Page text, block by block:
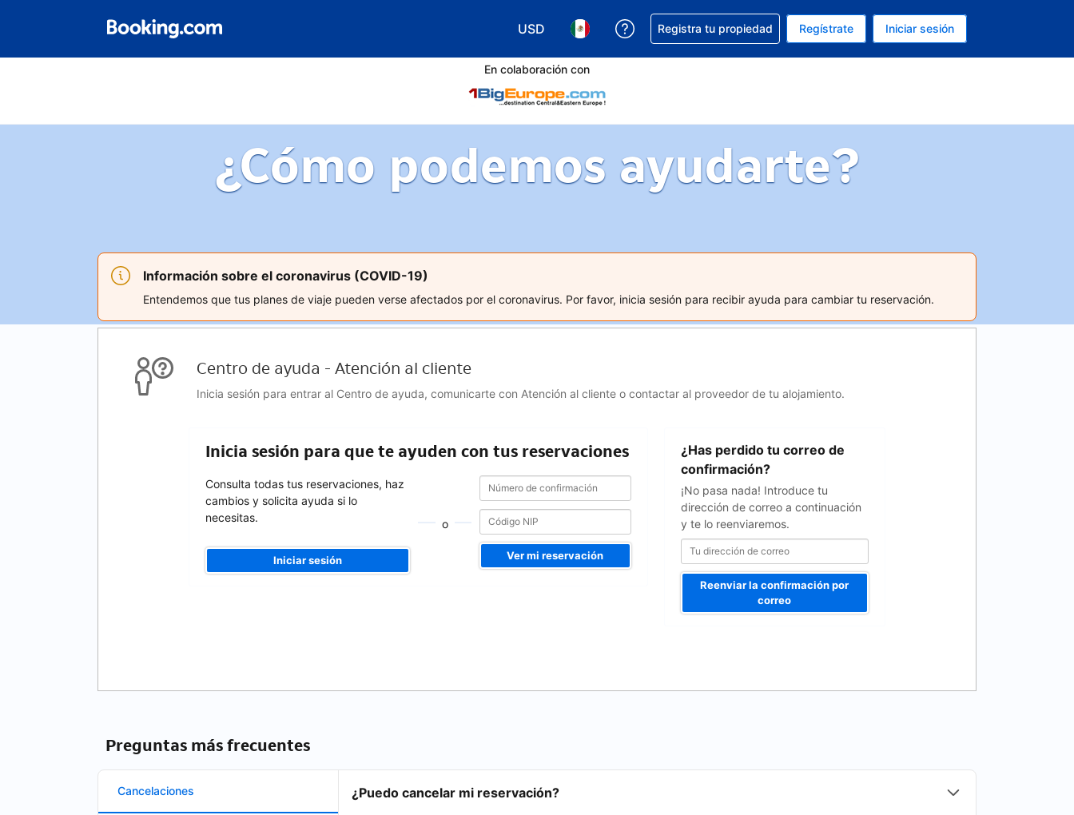
USD
Elegir tu moneda. Tu moneda actual es Dólar de EEUU
Elegir el idioma que prefieres. Tu idioma actual es Español (México)
Obtener ayuda con la reservación
Registra tu propiedad Regístrate Iniciar sesión
En colaboración con
¿Cómo podemos ayudarte?
Información sobre el coronavirus (COVID-19)
Entendemos que tus planes de viaje pueden verse afectados por el coronavirus. Por favor, inicia sesión para recibir ayuda para cambiar tu reservación.
Centro de ayuda - Atención al cliente
Inicia sesión para entrar al Centro de ayuda, comunicarte con Atención al cliente o contactar al proveedor de tu alojamiento.
Inicia sesión para que te ayuden con tus reservaciones
Consulta todas tus reservaciones, haz
cambios y solicita ayuda si lo
necesitas.
Iniciar sesión
o
Número
de
confirmación
Número
confirmación
Ver mi reservación
¿Has perdido tu correo de
confirmación?
¡No pasa nada! Introduce tu
dirección de correo a continuación
y te lo reenviaremos.
dirección
correo
Reenviar la confirmación por
correo
Preguntas más frecuentes
Cancelaciones ¿Puedo cancelar mi reservación?